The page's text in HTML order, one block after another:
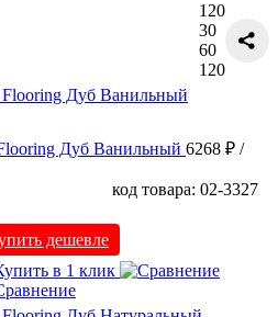
120
30
60
120
Дуб Ванильный 6268 ₽ /
код товара: 02-3327
дешевле
в 1 клик